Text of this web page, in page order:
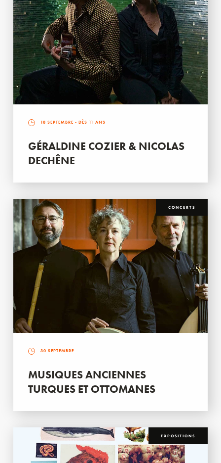
18 SEPTEMBRE - DÈS 11 ANS
GÉRALDINE COZIER & NICOLAS
DECHÊNE
CONCERTS
30 SEPTEMBRE
MUSIQUES ANCIENNES
TURQUES ET OTTOMANES
EXPOSITIONS